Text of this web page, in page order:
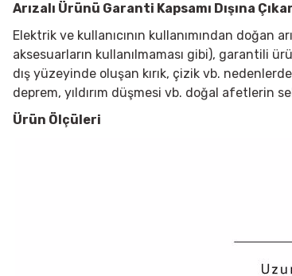
Arızalı Ürünü Garanti Kapsamı Dışına
Elektrik ve kullanıcının kullanımından doğan
aksesuarların kullanılmaması gibi), garantili
dış yüzeyinde oluşan kırık, çizik vb.
deprem, yıldırım düşmesi vb. doğal afetlerin
Ürün Ölçüleri